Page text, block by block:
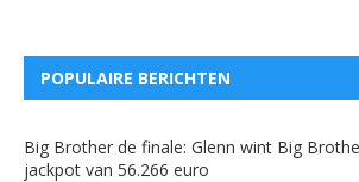
POPULAIRE BERICHTEN
Big Brother de finale: Glenn wint Big
jackpot van 56.266 euro